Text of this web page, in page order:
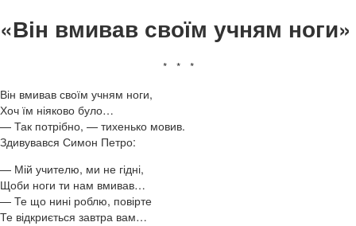
«Він вмивав своїм учням ноги»
* * *
Він вмивав своїм учням ноги,
Хоч їм ніяково було…
— Так потрібно, — тихенько мовив.
Здивувався Симон Петро:
— Мій учителю, ми не гідні,
Щоби ноги ти нам вмивав…
— Те що нині роблю, повірте
Те відкриється завтра вам…